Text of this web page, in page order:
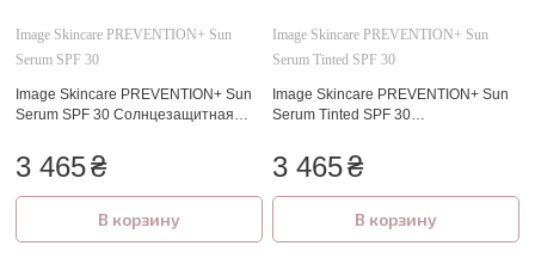
Image Skincare PREVENTION+ Sun
Serum SPF 30
Image Skincare PREVENTION+ Sun
Serum SPF 30 Солнцезащитная
3 465₴
В корзину
Image Skincare PREVENTION+ Sun
Serum Tinted SPF 30
Image Skincare PREVENTION+ Sun
Serum Tinted SPF 30
30 с тоном
3 465₴
В корзину